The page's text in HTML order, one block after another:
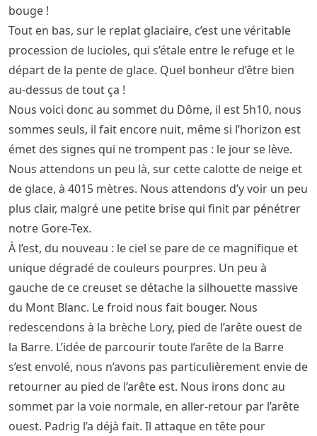
bouge !
Tout en bas, sur le replat glaciaire, c’est une véritable
procession de lucioles, qui s’étale entre le refuge et le
départ de la pente de glace. Quel bonheur d’être bien
au-dessus de tout ça !
Nous voici donc au sommet du Dôme, il est 5h10, nous
sommes seuls, il fait encore nuit, même si l’horizon est
émet des signes qui ne trompent pas : le jour se lève.
Nous attendons un peu là, sur cette calotte de neige et
de glace, à 4015 mètres. Nous attendons d’y voir un peu
plus clair, malgré une petite brise qui finit par pénétrer
notre Gore-Tex.
À l’est, du nouveau : le ciel se pare de ce magnifique et
unique dégradé de couleurs pourpres. Un peu à
gauche de ce creuset se détache la silhouette massive
du Mont Blanc. Le froid nous fait bouger. Nous
redescendons à la brèche Lory, pied de l’arête ouest de
la Barre. L’idée de parcourir toute l’arête de la Barre
s’est envolé, nous n’avons pas particulièrement envie de
retourner au pied de l’arête est. Nous irons donc au
sommet par la voie normale, en aller-retour par l’arête
ouest. Padrig l’a déjà fait. Il attaque en tête pour